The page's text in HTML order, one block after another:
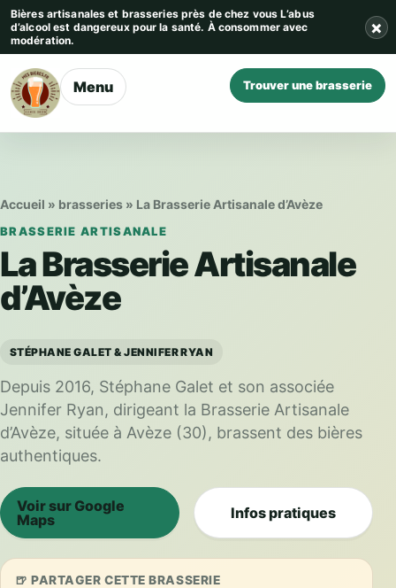
Aller au contenu
Bières artisanales et brasseries près de chez vous L’abus
d’alcool est dangereux pour la santé. À consommer avec
modération.
×
Menu Trouver une brasserie
Accueil » brasseries » La Brasserie Artisanale d’Avèze
BRASSERIE ARTISANALE
La Brasserie Artisanale
d’Avèze
STÉPHANE GALET & JENNIFER RYAN
Depuis 2016, Stéphane Galet et son associée
Jennifer Ryan, dirigeant la Brasserie Artisanale
d’Avèze, située à Avèze (30), brassent des bières
authentiques.
Voir sur Google
Maps
Infos pratiques
PARTAGER CETTE BRASSERIE